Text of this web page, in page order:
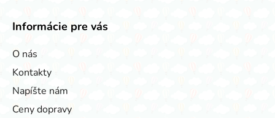
Informácie pre vás
O nás
Kontakty
Napíšte nám
Ceny dopravy